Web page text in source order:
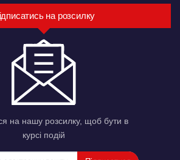
на розсилку
на нашу розсилку, щоб бути в
курсі подій